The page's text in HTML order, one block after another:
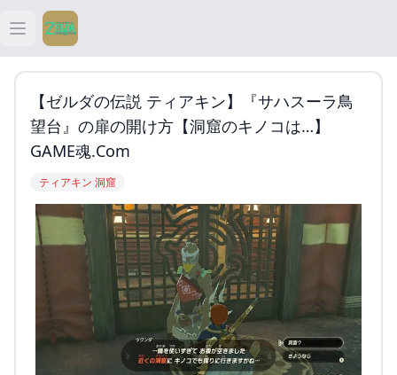
Open main menu
ティアキン
ティアキン 祠
ティアキン 攻略
【ゼルダの伝説 ティアキン】『サハスーラ鳥
望台』の扉の開け方【洞窟のキノコは…】
GAME魂.com
ティアキン 洞窟